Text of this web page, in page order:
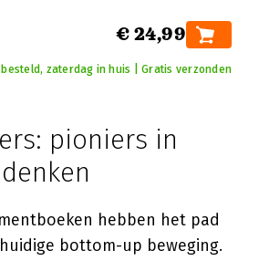
€ 24,99
besteld, zaterdag in huis | Gratis verzonden
pioniers in
hebben het pad
bottom-up beweging.